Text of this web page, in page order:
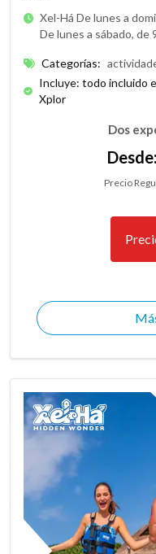
Xel-Há De lunes a
De lunes a sábado, de
Categorías:
Incluye: todo incluido
Xplor
Dos
Desde:
Precio